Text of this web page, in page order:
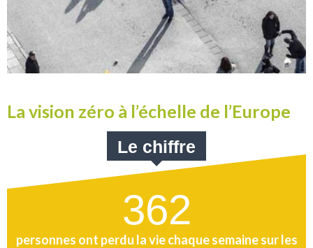
La vision zéro à l’échelle de l’Europe
Le chiffre
362
personnes ont perdu la vie chaque semaine sur les